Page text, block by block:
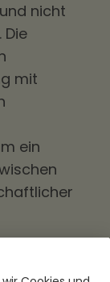
nicht
mit
ein
die